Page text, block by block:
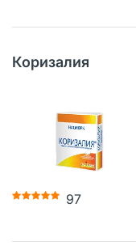
Коризалия
97